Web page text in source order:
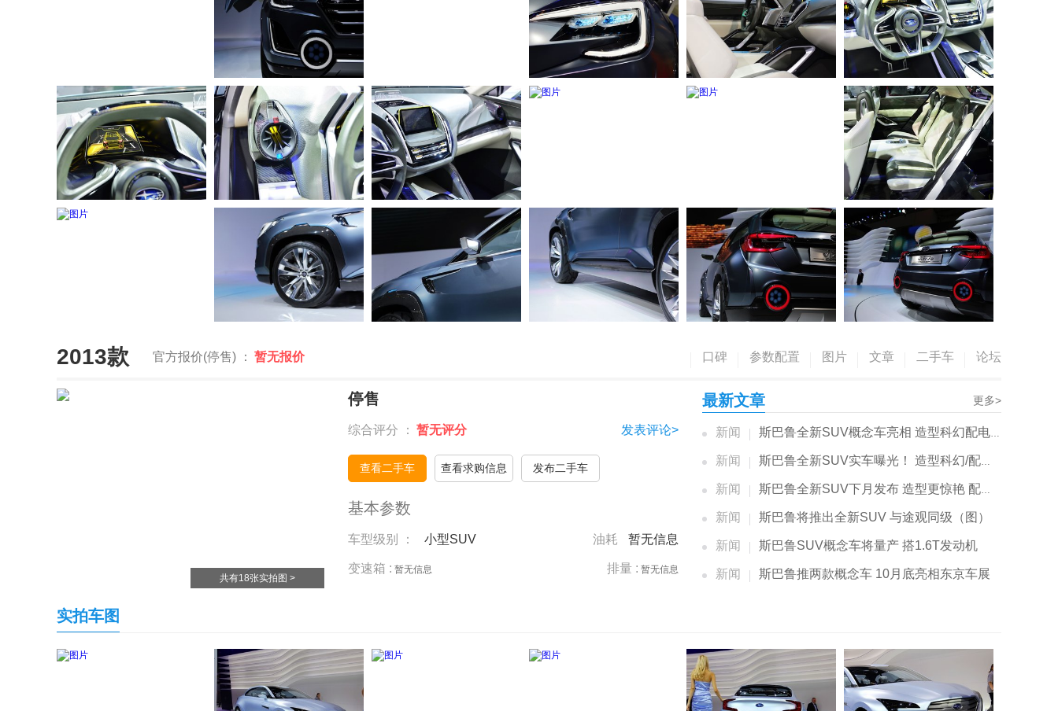
2013款 官方报价(停售) ： 暂无报价 口碑 参数配置 图片 文章 二手车 论坛
共有18张实拍图 >
停售
综合评分 ： 暂无评分 发表评论>
查看二手车 查看求购信息 发布二手车
基本参数
车型级别 ： 小型SUV 油耗 暂无信息
变速箱 : 暂无信息 排量 : 暂无信息
最新文章 更多>
新闻 斯巴鲁全新SUV概念车亮相 造型科幻配电子后...
新闻 斯巴鲁全新SUV实车曝光！ 造型科幻/配混动系统
新闻 斯巴鲁全新SUV下月发布 造型更惊艳 配混动系统
新闻 斯巴鲁将推出全新SUV 与途观同级（图）
新闻 斯巴鲁SUV概念车将量产 搭1.6T发动机
新闻 斯巴鲁推两款概念车 10月底亮相东京车展
实拍车图